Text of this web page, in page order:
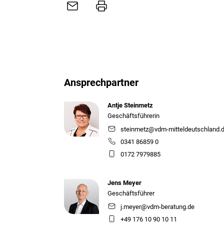
E-
Drucker
Ansprechpartner
Antje Steinmetz
Geschäftsführerin
steinmetz@vdm-
0341 86859 0
0172 7979885
Jens Meyer
Geschäftsführer
j.meyer@vdm-beratung.de
+49 176 10 90 10 11